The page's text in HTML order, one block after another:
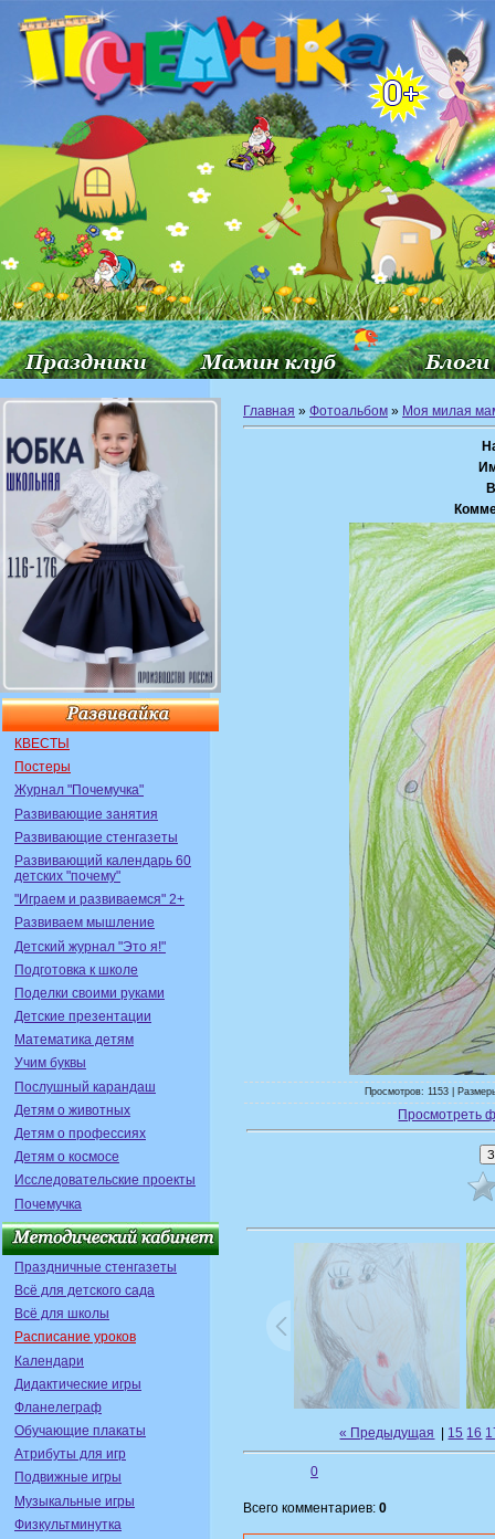
КВЕСТЫ
Постеры
Журнал "Почемучка"
Развивающие занятия
Развивающие стенгазеты
Развивающий календарь 60
детских "почему"
"Играем и развиваемся" 2+
Развиваем мышление
Детский журнал "Это я!"
Подготовка к школе
Поделки своими руками
Детские презентации
Математика детям
Учим буквы
Послушный карандаш
Детям о животных
Детям о профессиях
Детям о космосе
Исследовательские проекты
Почемучка
Праздничные стенгазеты
Всё для детского сада
Всё для школы
Расписание уроков
Календари
Дидактические игры
Фланелеграф
Обучающие плакаты
Атрибуты для игр
Подвижные игры
Музыкальные игры
Физкультминутка
Главная » Фотоальбом » Моя милая
Просмотров: 1153 |
Просмотреть
« Предыдущая 15 16
0
Всего комментариев: 0